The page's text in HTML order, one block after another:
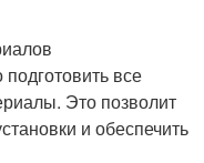
все
Это позволит
и обеспечить